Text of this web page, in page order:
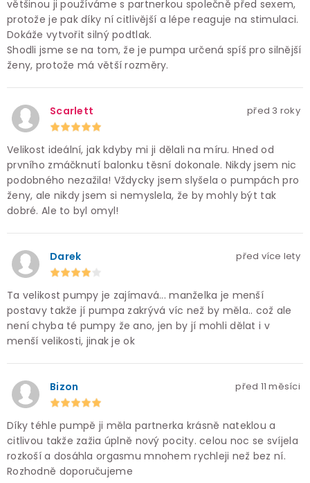
většinou ji používáme s partnerkou společně před sexem,
protože je pak díky ní citlivější a lépe reaguje na stimulaci.
Dokáže vytvořit silný podtlak.
Shodli jsme se na tom, že je pumpa určená spíš pro silnější
ženy, protože má větší rozměry.
Scarlett před 3 roky
Velikost ideální, jak kdyby mi ji dělali na míru. Hned od
prvního zmáčknutí balonku těsní dokonale. Nikdy jsem nic
podobného nezažila! Vždycky jsem slyšela o pumpách pro
ženy, ale nikdy jsem si nemyslela, že by mohly být tak
dobré. Ale to byl omyl!
Darek před více lety
Ta velikost pumpy je zajímavá... manželka je menší
postavy takže jí pumpa zakrývá víc než by měla.. což ale
není chyba té pumpy že ano, jen by jí mohli dělat i v
menší velikosti, jinak je ok
Bizon před 11 měsíci
Díky téhle pumpě ji měla partnerka krásně nateklou a
citlivou takže zažia úplně nový pocity. celou noc se svíjela
rozkoší a dosáhla orgasmu mnohem rychleji než bez ní.
Rozhodně doporučujeme